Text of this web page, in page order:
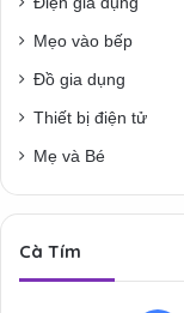
Mẹo vào bếp
Đồ gia dụng
Thiết bị điện tử
Mẹ và Bé
Cà Tím